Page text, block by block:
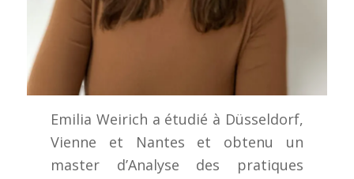
Emilia Weirich a étudié à Düsseldorf,
Vienne et Nantes et obtenu un
master d’Analyse des pratiques